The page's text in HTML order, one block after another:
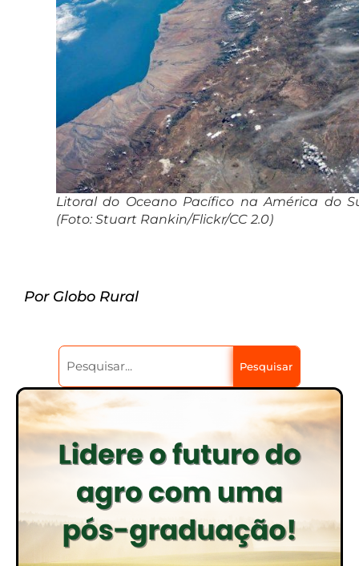
Litoral do Oceano Pacífico na América do
(Foto: Stuart Rankin/Flickr/CC 2.0)
Por Globo Rural
Pesquisar